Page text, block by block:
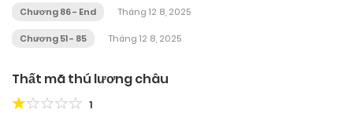
Chương 86 - End Tháng 12 8, 2025
Chương 51 - 85 Tháng 12 8, 2025
Thất mã thú lương châu
1